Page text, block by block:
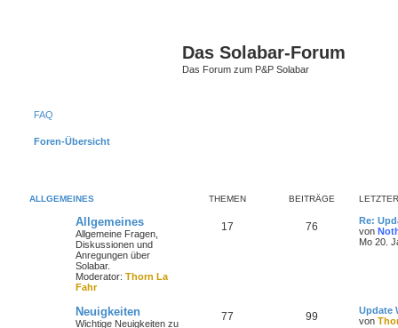
Das Solabar-Forum
Das Forum zum P&P Solabar
FAQ
Foren-Übersicht
ALLGEMEINES THEMEN BEITRÄGE
Allgemeines
Allgemeine Fragen,
Diskussionen und
Anregungen über
Solabar.
Moderator: Thorn La
Fahr
17 76
Re:
von
Mo 20.
Neuigkeiten
Wichtige Neuigkeiten zu
77 99
Update
von